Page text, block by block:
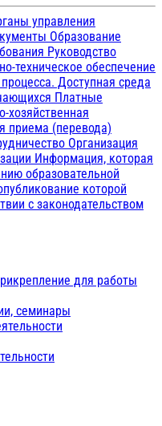
управления
Образование
Руководство
техническое обеспечение
Доступная среда
Платные
хозяйственная
приема (перевода)
Организация
Информация, которая
образовательной
которой
с законодательством
для работы
семинары